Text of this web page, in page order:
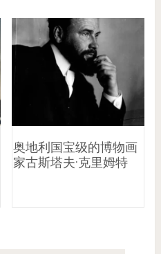
奥地利国宝级的博物画
家古斯塔夫·克里姆特